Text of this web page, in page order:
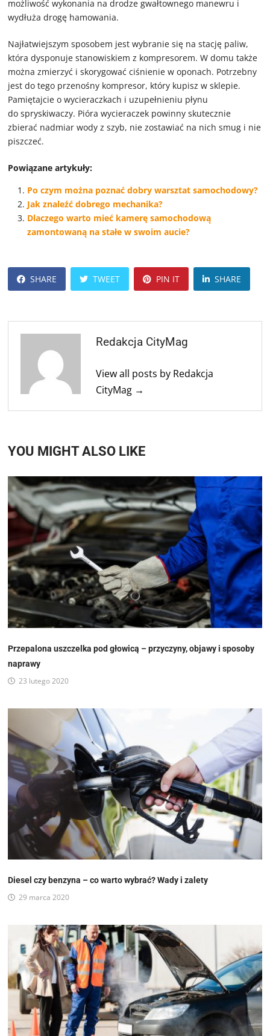
możliwość wykonania na drodze gwałtownego manewru i
wydłuża drogę hamowania.
Najłatwiejszym sposobem jest wybranie się na stację paliw,
która dysponuje stanowiskiem z kompresorem. W domu także
można zmierzyć i skorygować ciśnienie w oponach. Potrzebny
jest do tego przenośny kompresor, który kupisz w sklepie.
Pamiętajcie o wycieraczkach i uzupełnieniu płynu
do spryskiwaczy. Pióra wycieraczek powinny skutecznie
zbierać nadmiar wody z szyb, nie zostawiać na nich smug i nie
piszczeć.
Powiązane artykuły:
Po czym można poznać dobry warsztat samochodowy?
Jak znaleźć dobrego mechanika?
Dlaczego warto mieć kamerę samochodową
zamontowaną na stałe w swoim aucie?
SHARE TWEET PIN IT SHARE
Redakcja CityMag
View all posts by Redakcja
CityMag →
YOU MIGHT ALSO LIKE
Przepalona uszczelka pod głowicą – przyczyny, objawy i sposoby
naprawy
23 lutego 2020
Diesel czy benzyna – co warto wybrać? Wady i zalety
29 marca 2020